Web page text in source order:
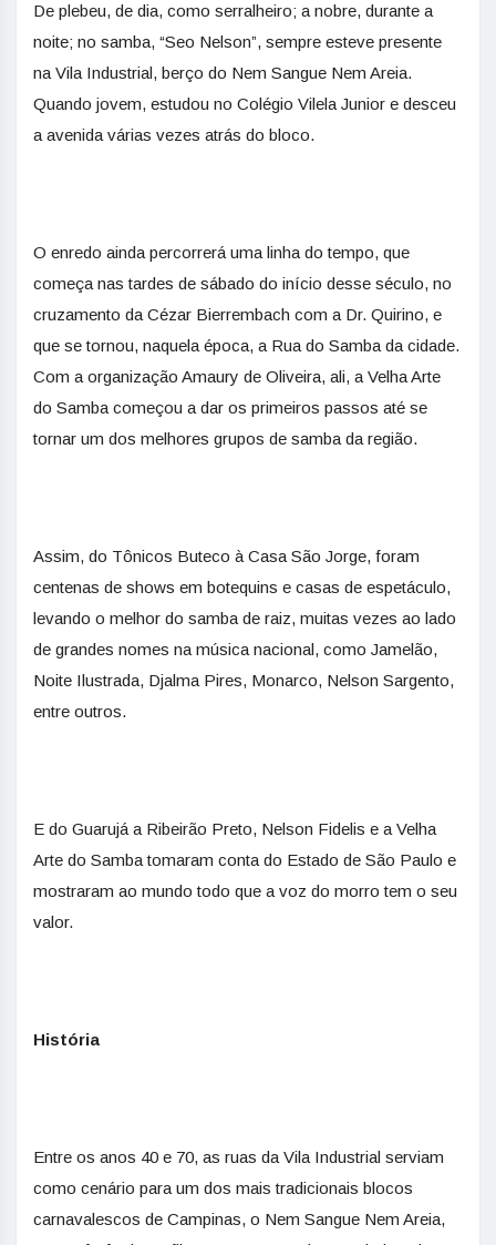
De plebeu, de dia, como serralheiro; a nobre, durante a
noite; no samba, “Seo Nelson”, sempre esteve presente
na Vila Industrial, berço do Nem Sangue Nem Areia.
Quando jovem, estudou no Colégio Vilela Junior e desceu
a avenida várias vezes atrás do bloco.
O enredo ainda percorrerá uma linha do tempo, que
começa nas tardes de sábado do início desse século, no
cruzamento da Cézar Bierrembach com a Dr. Quirino, e
que se tornou, naquela época, a Rua do Samba da cidade.
Com a organização Amaury de Oliveira, ali, a Velha Arte
do Samba começou a dar os primeiros passos até se
tornar um dos melhores grupos de samba da região.
Assim, do Tônicos Buteco à Casa São Jorge, foram
centenas de shows em botequins e casas de espetáculo,
levando o melhor do samba de raiz, muitas vezes ao lado
de grandes nomes na música nacional, como Jamelão,
Noite Ilustrada, Djalma Pires, Monarco, Nelson Sargento,
entre outros.
E do Guarujá a Ribeirão Preto, Nelson Fidelis e a Velha
Arte do Samba tomaram conta do Estado de São Paulo e
mostraram ao mundo todo que a voz do morro tem o seu
valor.
História
Entre os anos 40 e 70, as ruas da Vila Industrial serviam
como cenário para um dos mais tradicionais blocos
carnavalescos de Campinas, o Nem Sangue Nem Areia,